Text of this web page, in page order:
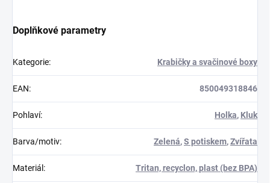
Doplňkové parametry
Kategorie: Krabičky a svačinové boxy
EAN: 850049318846
Pohlaví: Holka, Kluk
Barva/motiv: Zelená,S potiskem,Zvířata
Materiál : Tritan, recyclon, plast (bez BPA)